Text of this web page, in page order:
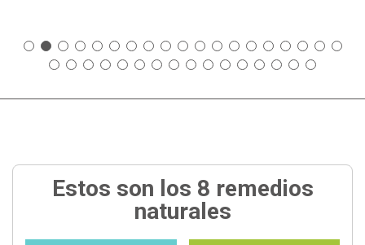
Estos son los 8 remedios
naturales